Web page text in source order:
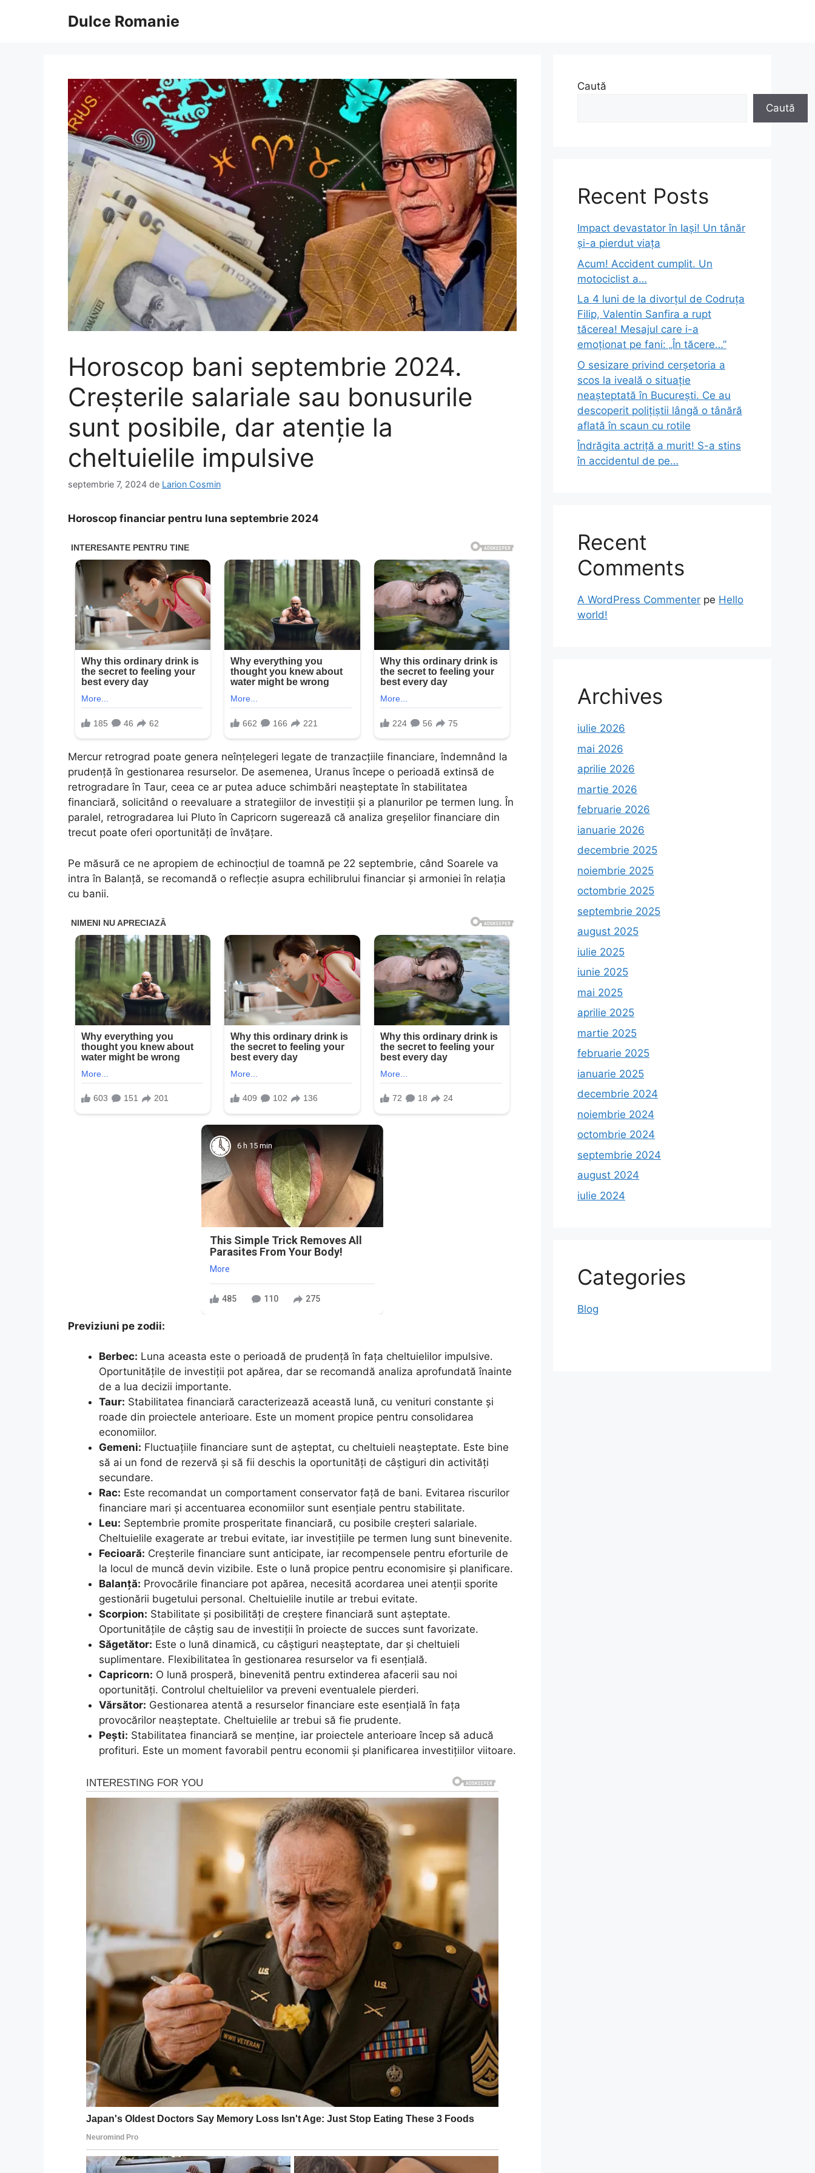
Dulce Romanie
Horoscop bani septembrie 2024.
Creșterile salariale sau bonusurile
sunt posibile, dar atenţie la
cheltuielile impulsive
septembrie 7, 2024 de Larion Cosmin
Horoscop financiar pentru luna septembrie 2024
Mercur retrograd poate genera neînțelegeri legate de tranzacțiile financiare, îndemnând la
prudență în gestionarea resurselor. De asemenea, Uranus începe o perioadă extinsă de
retrogradare în Taur, ceea ce ar putea aduce schimbări neașteptate în stabilitatea
financiară, solicitând o reevaluare a strategiilor de investiții și a planurilor pe termen lung. În
paralel, retrogradarea lui Pluto în Capricorn sugerează că analiza greșelilor financiare din
trecut poate oferi oportunități de învățare.
Pe măsură ce ne apropiem de echinocțiul de toamnă pe 22 septembrie, când Soarele va
intra în Balanță, se recomandă o reflecție asupra echilibrului financiar și armoniei în relația
cu banii.
6 h 15 min
This Simple Trick Removes All
Parasites From Your Body!
More
485 110 275
Previziuni pe zodii:
Berbec: Luna aceasta este o perioadă de prudență în fața cheltuielilor impulsive.
Oportunitățile de investiții pot apărea, dar se recomandă analiza aprofundată înainte
de a lua decizii importante.
Taur: Stabilitatea financiară caracterizează această lună, cu venituri constante și
roade din proiectele anterioare. Este un moment propice pentru consolidarea
economiilor.
Gemeni: Fluctuațiile financiare sunt de așteptat, cu cheltuieli neașteptate. Este bine
să ai un fond de rezervă și să fii deschis la oportunități de câștiguri din activități
secundare.
Rac: Este recomandat un comportament conservator față de bani. Evitarea riscurilor
financiare mari și accentuarea economiilor sunt esențiale pentru stabilitate.
Leu: Septembrie promite prosperitate financiară, cu posibile creșteri salariale.
Cheltuielile exagerate ar trebui evitate, iar investițiile pe termen lung sunt binevenite.
Fecioară: Creșterile financiare sunt anticipate, iar recompensele pentru eforturile de
la locul de muncă devin vizibile. Este o lună propice pentru economisire și planificare.
Balanță: Provocările financiare pot apărea, necesită acordarea unei atenții sporite
gestionării bugetului personal. Cheltuielile inutile ar trebui evitate.
Scorpion: Stabilitate și posibilități de creștere financiară sunt așteptate.
Oportunitățile de câștig sau de investiții în proiecte de succes sunt favorizate.
Săgetător: Este o lună dinamică, cu câștiguri neașteptate, dar și cheltuieli
suplimentare. Flexibilitatea în gestionarea resurselor va fi esențială.
Capricorn: O lună prosperă, binevenită pentru extinderea afacerii sau noi
oportunități. Controlul cheltuielilor va preveni eventualele pierderi.
Vărsător: Gestionarea atentă a resurselor financiare este esențială în fața
provocărilor neașteptate. Cheltuielile ar trebui să fie prudente.
Pești: Stabilitatea financiară se menține, iar proiectele anterioare încep să aducă
profituri. Este un moment favorabil pentru economii și planificarea investițiilor viitoare.
Caută
Caută
Recent Posts
Impact devastator în Iași! Un tânăr
și-a pierdut viața
Acum! Accident cumplit. Un
motociclist a…
La 4 luni de la divorțul de Codruța
Filip, Valentin Sanfira a rupt
tăcerea! Mesajul care i-a
emoționat pe fani: „În tăcere…”
O sesizare privind cerșetoria a
scos la iveală o situație
neașteptată în București. Ce au
descoperit polițiștii lângă o tânără
aflată în scaun cu rotile
Îndrăgita actriță a murit! S-a stins
în accidentul de pe…
Recent
Comments
A WordPress Commenter pe Hello
world!
Archives
iulie 2026
mai 2026
aprilie 2026
martie 2026
februarie 2026
ianuarie 2026
decembrie 2025
noiembrie 2025
octombrie 2025
septembrie 2025
august 2025
iulie 2025
iunie 2025
mai 2025
aprilie 2025
martie 2025
februarie 2025
ianuarie 2025
decembrie 2024
noiembrie 2024
octombrie 2024
septembrie 2024
august 2024
iulie 2024
Categories
Blog